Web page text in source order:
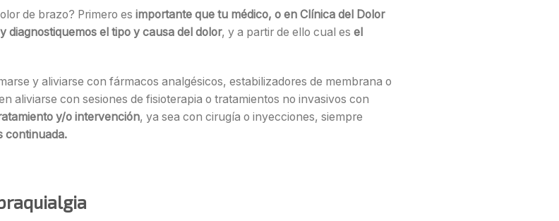
de brazo? Primero es importante que tu médico, o en Clínica del Dolor
diagnostiquemos el tipo y causa del dolor, y a partir de ello cual es el
y aliviarse con fármacos analgésicos, estabilizadores de membrana o
aliviarse con sesiones de fisioterapia o tratamientos no invasivos con
y/o intervención, ya sea con cirugía o inyecciones, siempre
continuada.